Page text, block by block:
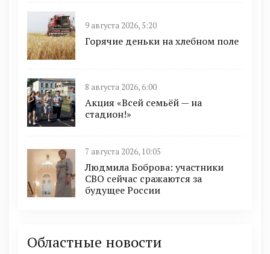
9 августа 2026, 5:20
Горячие деньки на хлебном поле
8 августа 2026, 6:00
Акция «Всей семьёй — на
стадион!»
7 августа 2026, 10:05
Людмила Боброва: участники
СВО сейчас сражаются за
будущее России
Областные новости